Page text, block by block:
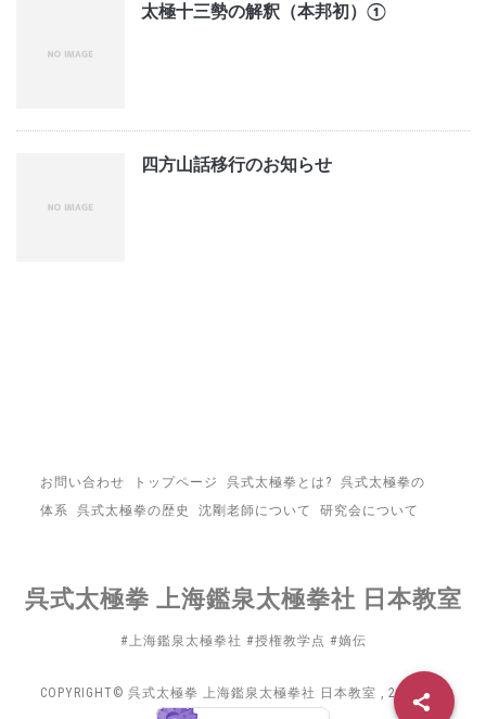
太極十三勢の解釈（本邦初）①
四方山話移行のお知らせ
お問い合わせ トップページ 呉式太極拳とは?
呉式太極拳の
体系
呉式太極拳の歴史 沈剛老師について 研究会について
呉式太極拳 上海鑑泉太極拳社 日本教室
#上海鑑泉太極拳社 #授権教学点 #嫡伝
COPYRIGHT© 呉式太極拳 上海鑑泉太極拳社 日本教室 , 2026 ALL
RIGHTS RESERVED.